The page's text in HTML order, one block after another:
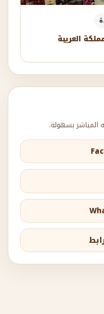
العربية
المباشر بسهولة.